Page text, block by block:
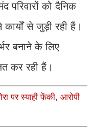
परिवारों को दैनिक
से जुड़ी रही हैं।
बनाने के लिए
कर रही हैं।
पर स्याही फेंकी, आरोपी